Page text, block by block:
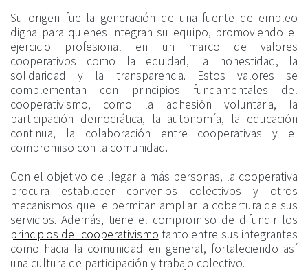
Su origen fue la generación de una fuente de empleo
digna para quienes integran su equipo, promoviendo el
ejercicio profesional en un marco de valores
cooperativos como la equidad, la honestidad, la
solidaridad y la transparencia. Estos valores se
complementan con principios fundamentales del
cooperativismo, como la adhesión voluntaria, la
participación democrática, la autonomía, la educación
continua, la colaboración entre cooperativas y el
compromiso con la comunidad.
Con el objetivo de llegar a más personas, la cooperativa
procura establecer convenios colectivos y otros
mecanismos que le permitan ampliar la cobertura de sus
servicios. Además, tiene el compromiso de difundir los
principios del cooperativismo tanto entre sus integrantes
como hacia la comunidad en general, fortaleciendo así
una cultura de participación y trabajo colectivo.